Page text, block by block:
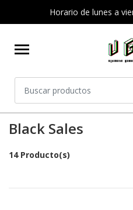
Horario de lunes a
Black Sales
14 Producto(s)